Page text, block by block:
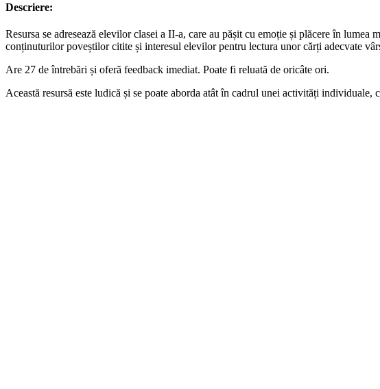
Descriere:
Resursa se adresează elevilor clasei a II-a, care au pășit cu emoție și plăcere în
conținuturilor poveștilor citite și interesul elevilor pentru lectura unor cărți adecvate
Are 27 de întrebări și oferă feedback imediat. Poate fi reluată de oricâte ori.
Această resursă este ludică și se poate aborda atât în cadrul unei activități individuale,